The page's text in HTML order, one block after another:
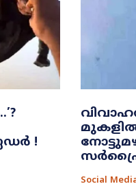
!
മുകളിൽ
Social